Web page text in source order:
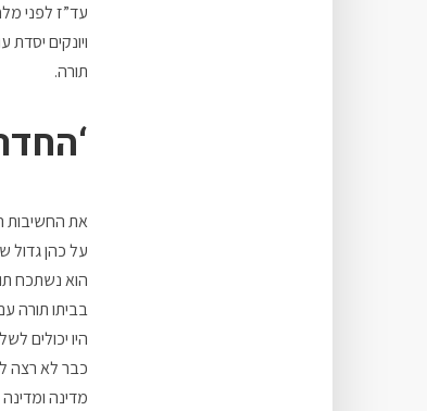
עד”ז לפני
ויונקים
תורה.
את החשיבות
על כהן גדול
הוא נשתכח
בביתו תורה
היו יכולים
כבר לא רצה
מדינה ומדינה